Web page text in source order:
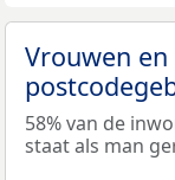
Vrouwen
58% van de
staat als man